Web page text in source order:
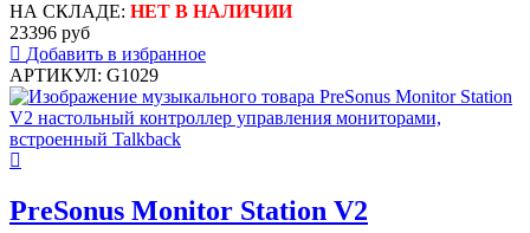
НА СКЛАДЕ: НЕТ В НАЛИЧИИ
23396 руб
Добавить в избранное
АРТИКУЛ: G1029
PreSonus Monitor Station V2